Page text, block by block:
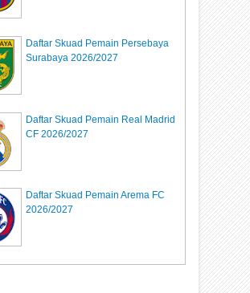
Daftar Skuad Pemain Persebaya
Surabaya 2026/2027
Daftar Skuad Pemain Real Madrid
CF 2026/2027
Daftar Skuad Pemain Arema FC
2026/2027